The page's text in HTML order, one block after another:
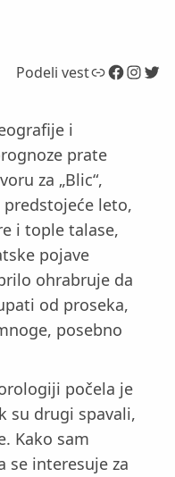
Podeli vestLink Facebook InstagramTwitter
i
prate
za „Blic“,
leto,
i tople talase,
pojave
ohrabruje da
od proseka,
posebno
počela je
su drugi spavali,
Kako sam
se interesuje za